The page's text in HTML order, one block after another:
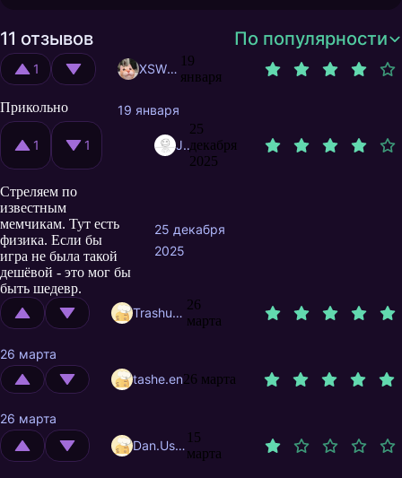
11 отзывов По популярности
1 XSWKA
19
января
Прикольно
19 января
1 1 JohnDoe665
25
декабря
2025
Стреляем по
известным
мемчикам. Тут есть
физика. Если бы
игра не была такой
дешёвой - это мог бы
быть шедевр.
25 декабря
2025
Trashuser
26
марта
26 марта
tashe.en26 марта
26 марта
Dan.Usov
15
марта